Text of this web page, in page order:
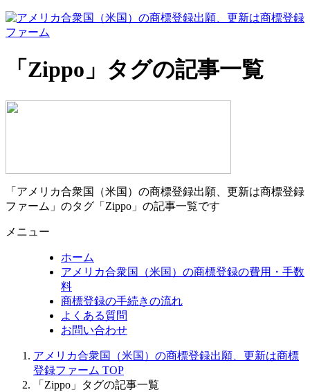
「Zippo」タグの記事一覧
「アメリカ合衆国（米国）の商標登録出願、更新は商標登録
ファーム」のタグ「Zippo」の記事一覧です
メニュー
ホーム
アメリカ合衆国（米国）の商標登録の費用・手数
料
商標登録の手続きの流れ
よくある質問
お問い合わせ
アメリカ合衆国（米国）の商標登録出願、更新は商標
登録ファーム TOP
「Zippo」タグの記事一覧